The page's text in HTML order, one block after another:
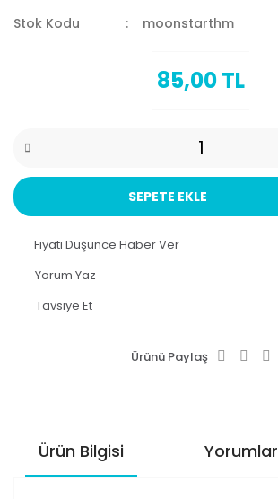
Stok Kodu moonstarthm
85,00 TL
SEPETE EKLE
Fiyatı Düşünce Haber Ver
Yorum Yaz
Tavsiye Et
Ürünü Paylaş
Ürün Bilgisi Yorumlar